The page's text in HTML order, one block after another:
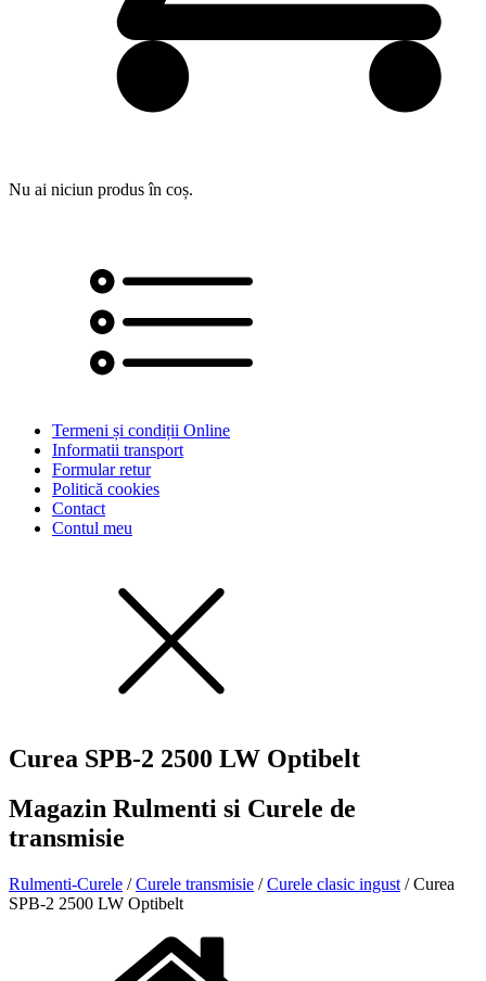
Nu ai niciun produs în coș.
Termeni și condiții Online
Informatii transport
Formular retur
Politică cookies
Contact
Contul meu
Curea SPB-2 2500 LW Optibelt
Magazin Rulmenti si Curele de
transmisie
Rulmenti-Curele /Curele transmisie /Curele clasic ingust / Curea
SPB-2 2500 LW Optibelt